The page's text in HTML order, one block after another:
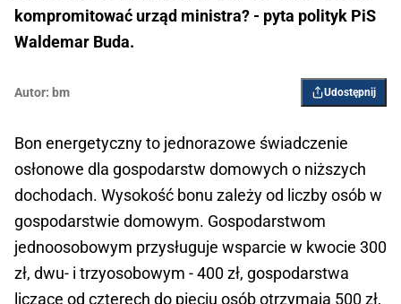
kompromitować urząd ministra? - pyta polityk PiS
Waldemar Buda.
Autor: bm Udostępnij
Bon energetyczny to jednorazowe świadczenie
osłonowe dla gospodarstw domowych o niższych
dochodach. Wysokość bonu zależy od liczby osób w
gospodarstwie domowym. Gospodarstwom
jednoosobowym przysługuje wsparcie w kwocie 300
zł, dwu- i trzyosobowym - 400 zł, gospodarstwa
liczące od czterech do pięciu osób otrzymają 500 zł,